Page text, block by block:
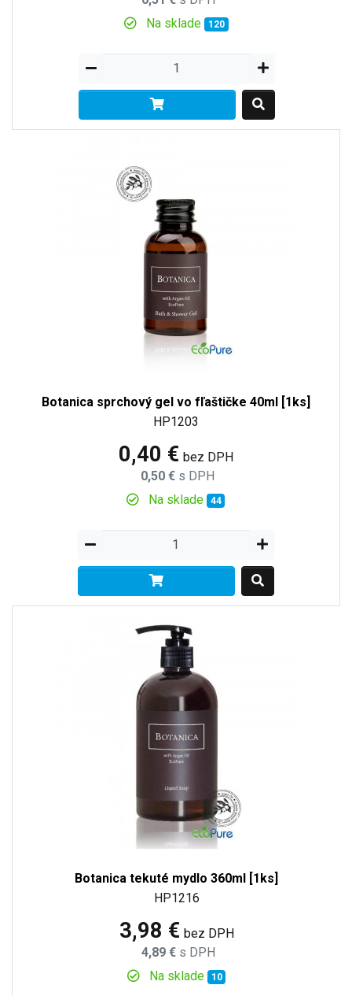
Na sklade 120
Botanica sprchový gel vo fľaštičke 40ml [1ks]
HP1203
0,40 € bez DPH
0,50 € s DPH
Na sklade
44
Botanica tekuté mydlo 360ml [1ks]
HP1216
3,98 € bez DPH
4,89 € s DPH
Na sklade
10